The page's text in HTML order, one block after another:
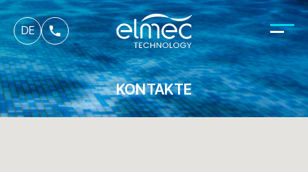
DE
fr
it
KONTAKTE